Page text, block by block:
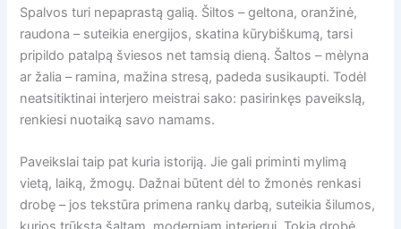
Spalvos turi nepaprastą galią. Šiltos – geltona, oranžinė,
raudona – suteikia energijos, skatina kūrybiškumą, tarsi
pripildo patalpą šviesos net tamsią dieną. Šaltos – mėlyna
ar žalia – ramina, mažina stresą, padeda susikaupti. Todėl
neatsitiktinai interjero meistrai sako: pasirinkęs paveikslą,
renkiesi nuotaiką savo namams.
Paveikslai taip pat kuria istoriją. Jie gali priminti mylimą
vietą, laiką, žmogų. Dažnai būtent dėl to žmonės renkasi
drobę – jos tekstūra primena rankų darbą, suteikia šilumos,